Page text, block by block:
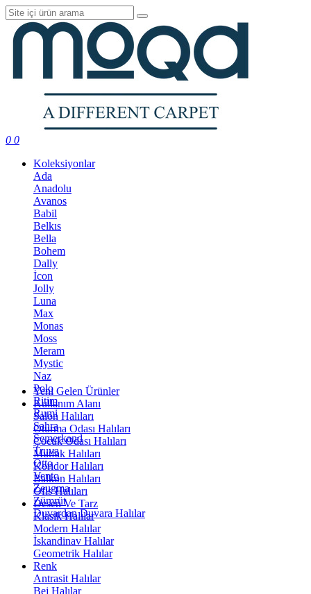
0 0
Koleksiyonlar
Ada
Anadolu
Avanos
Babil
Belkıs
Bella
Bohem
Dally
İcon
Jolly
Luna
Max
Monas
Moss
Meram
Mystic
Naz
Polo
Ritim
Rumi
Sahra
Semerkand
Truva
Otto
Vento
Zeugma
Zümrüt
Duvardan Duvara Halılar
Yeni Gelen Ürünler
Kullanım Alanı
Salon Halıları
Oturma Odası Halıları
Çocuk Odası Halıları
Mutfak Halıları
Koridor Halıları
Balkon Halıları
Ofis Halıları
Desen Ve Tarz
Klasik Halılar
Modern Halılar
İskandinav Halılar
Geometrik Halılar
Renk
Antrasit Halılar
Bej Halılar